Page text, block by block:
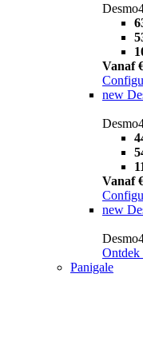
Vanaf
new
Vanaf
new
Ontdek
Panigale